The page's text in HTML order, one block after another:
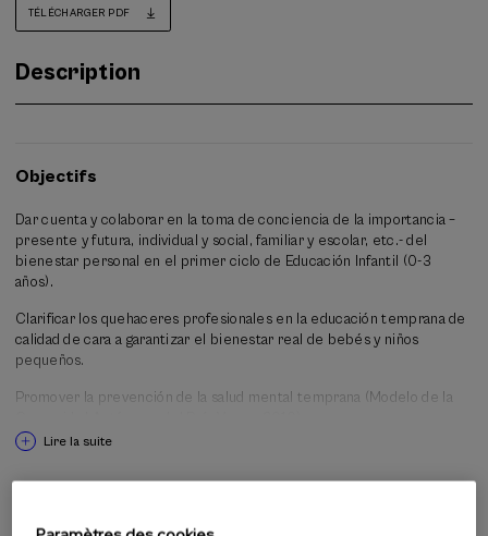
TÉLÉCHARGER PDF
Description
Objectifs
Dar cuenta y colaborar en la toma de conciencia de la importancia –
presente y futura, individual y social, familiar y escolar, etc.- del
bienestar personal en el primer ciclo de Educación Infantil (0-3
años).
Clarificar los quehaceres profesionales en la educación temprana de
calidad de cara a garantizar el bienestar real de bebés y niños
pequeños.
Promover la prevención de la salud mental temprana (Modelo de la
Fomentar el respeto a la infancia y a sus procesos de desarrollo entre
los profesionales de la educación.
Lire la suite